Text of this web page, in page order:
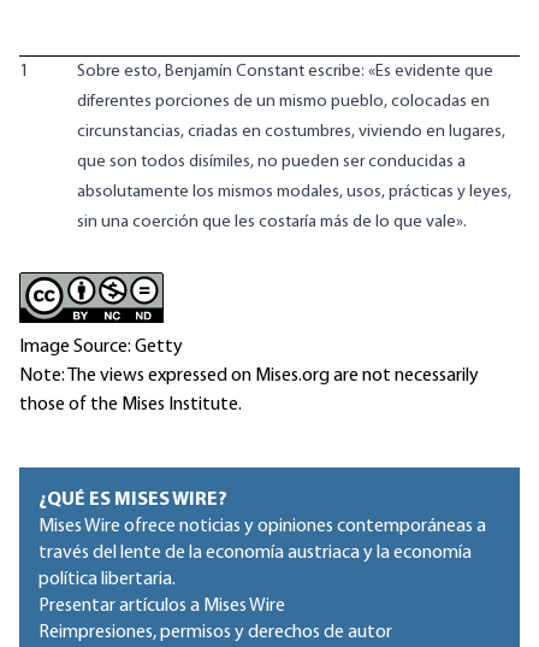
1
Sobre esto, Benjamín Constant escribe: «Es evidente que
diferentes porciones de un mismo pueblo, colocadas en
circunstancias, criadas en costumbres, viviendo en lugares,
que son todos disímiles, no pueden ser conducidas a
absolutamente los mismos modales, usos, prácticas y leyes,
sin una coerción que les costaría más de lo que vale».
Image Source: Getty
Note: The views expressed on Mises.org are not necessarily
those of the Mises Institute.
¿QUÉ ES MISES WIRE?
Mises Wire ofrece noticias y opiniones contemporáneas a
través del lente de la economía austriaca y la economía
política libertaria.
Presentar artículos a Mises Wire
Reimpresiones, permisos y derechos de autor